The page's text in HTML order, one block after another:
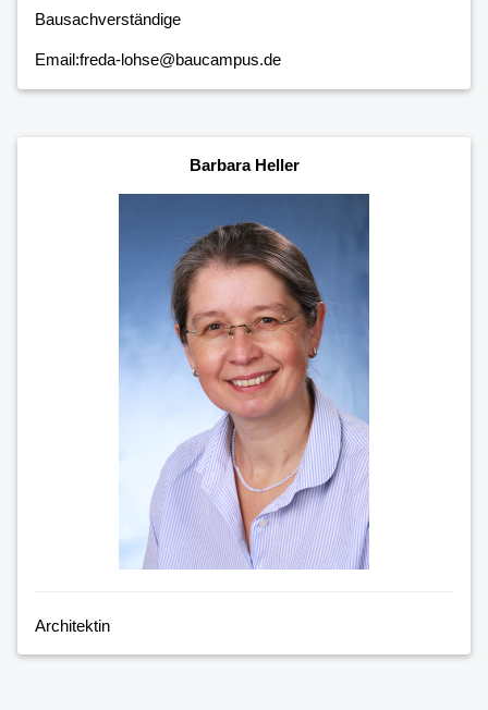
Bausachverständige
Email:freda-lohse@baucampus.de
Barbara Heller
Architektin